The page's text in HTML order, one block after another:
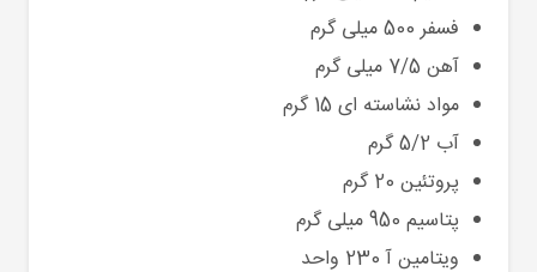
فسفر 500 میلی گرم
آهن 7/5 میلی گرم
مواد نشاسته ای 15 گرم
آب 5/2 گرم
پروتئین 20 گرم
پتاسیم 950 میلی گرم
ویتامین آ 230 واحد